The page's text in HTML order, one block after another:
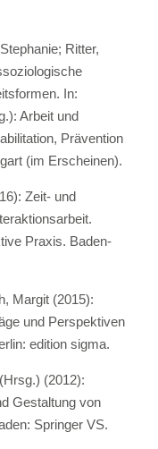
Ritter,
In:
Arbeit und
Prävention
(im Erscheinen).
Zeit- und
Praxis. Baden-
Margit (2015):
und Perspektiven
edition sigma.
(2012):
Gestaltung von
Springer VS.